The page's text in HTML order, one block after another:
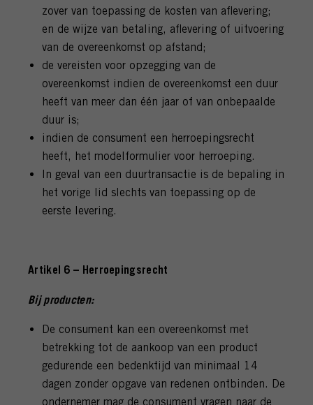
zover van toepassing de kosten van aflevering;
en de wijze van betaling, aflevering of uitvoering
van de overeenkomst op afstand;
de vereisten voor opzegging van de
overeenkomst indien de overeenkomst een duur
heeft van meer dan één jaar of van onbepaalde
duur is;
indien de consument een herroepingsrecht
heeft, het modelformulier voor herroeping.
In geval van een duurtransactie is de bepaling in
het vorige lid slechts van toepassing op de
eerste levering.
Artikel 6 – Herroepingsrecht
Bij producten:
De consument kan een overeenkomst met
betrekking tot de aankoop van een product
gedurende een bedenktijd van minimaal 14
dagen zonder opgave van redenen ontbinden. De
ondernemer mag de consument vragen naar de